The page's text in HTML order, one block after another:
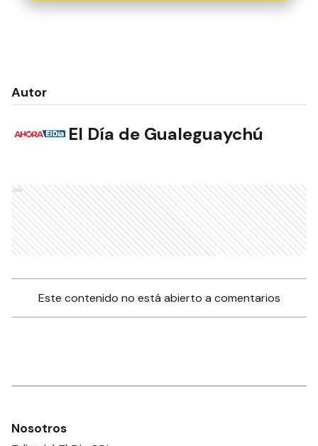
Autor
El Día de Gualeguaychú
Ads
Este contenido no está abierto a comentarios
Nosotros